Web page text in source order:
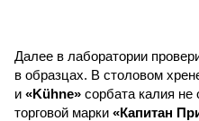
Далее в лаборатории
в образцах. В столовом
и «Kühne» сорбата калия
торговой марки «Капитан